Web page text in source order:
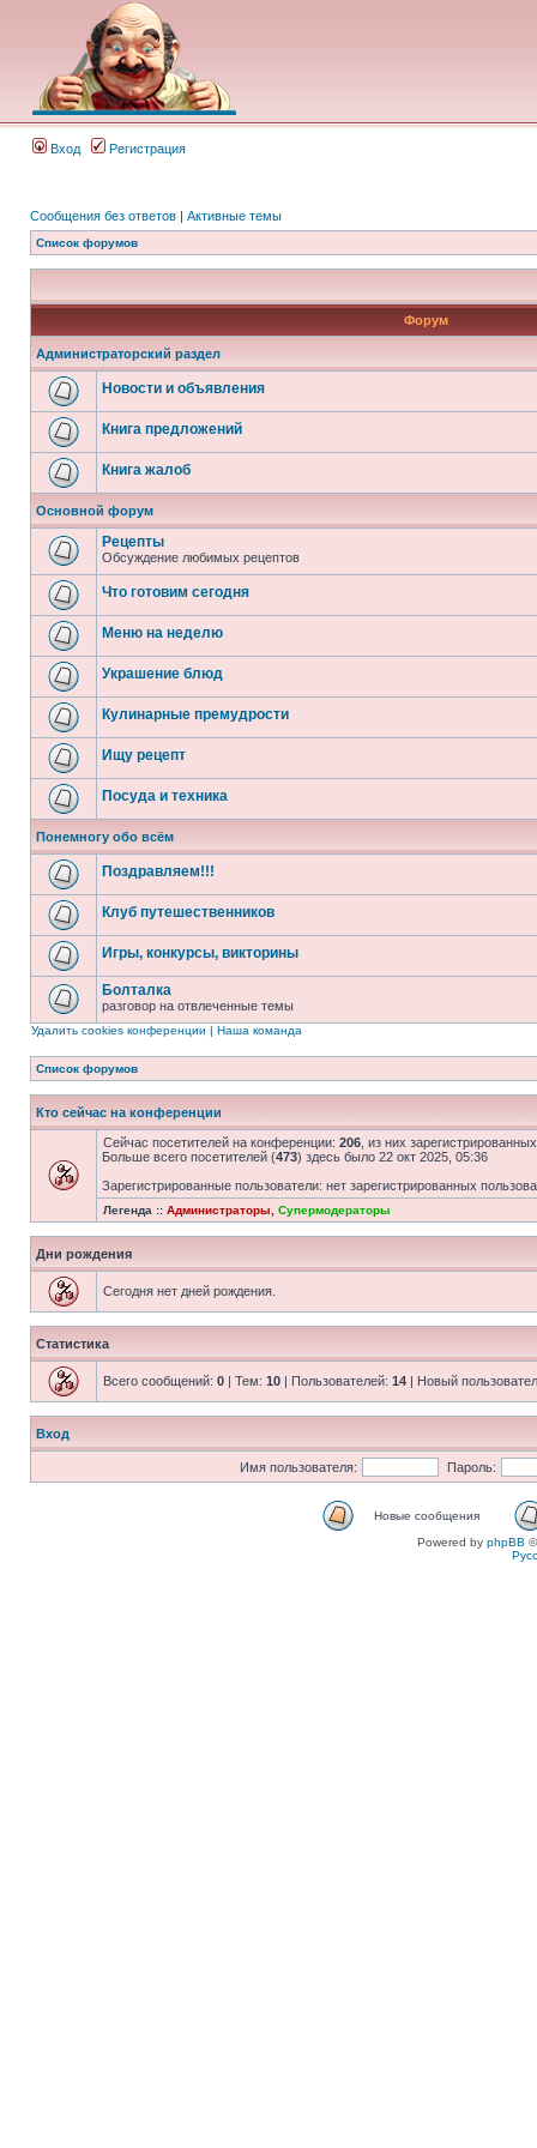
Вход Регистрация
Сообщения без ответов | Активные темы
Список форумов
Форум
Администраторский раздел
Новости и объявления
Книга предложений
Книга жалоб
Основной форум
Рецепты
Обсуждение любимых рецептов
Что готовим сегодня
Меню на неделю
Украшение блюд
Кулинарные премудрости
Ищу рецепт
Посуда и техника
Понемногу обо всём
Поздравляем!!!
Клуб путешественников
Игры, конкурсы, викторины
Болталка
разговор на отвлеченные темы
Удалить cookies конференции | Наша команда
Список форумов
Кто сейчас на конференции
Сейчас посетителей на конференции: 206 , из них
Больше всего посетителей (473) здесь было 22 окт 2025, 05:36
Зарегистрированные пользователи: нет зарегистрированных
Легенда :: Администраторы Супермодераторы
Дни рождения
Сегодня нет дней рождения.
Статистика
Всего сообщений: 0 | Тем: 10 | Пользователей: 14 | Новый
Вход
Имя пользователя: Пароль:
Новые сообщения
Powered by phpBB